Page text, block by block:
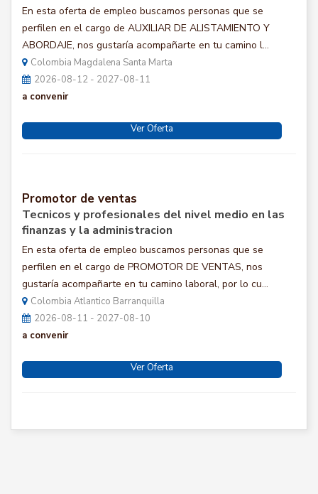
En esta oferta de empleo buscamos personas que se
perfilen en el cargo de AUXILIAR DE ALISTAMIENTO Y
ABORDAJE, nos gustaría acompañarte en tu camino l...
Colombia Magdalena Santa Marta
2026-08-12 - 2027-08-11
a convenir
Ver Oferta
Promotor de ventas
Tecnicos y profesionales del nivel medio en las
finanzas y la administracion
En esta oferta de empleo buscamos personas que se
perfilen en el cargo de PROMOTOR DE VENTAS, nos
gustaría acompañarte en tu camino laboral, por lo cu...
Colombia Atlantico Barranquilla
2026-08-11 - 2027-08-10
a convenir
Ver Oferta